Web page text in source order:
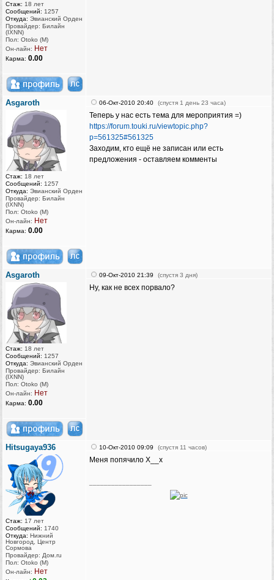
Стаж: 18 лет
Сообщений: 1257
Откуда: Эвианский Орден
Провайдер: Билайн
(IXNN)
Пол: Otoko (M)
Он-лайн: Нет
Карма: 0.00
Asgaroth
Стаж: 18 лет
Сообщений: 1257
Откуда: Эвианский Орден
Провайдер: Билайн
(IXNN)
Пол: Otoko (M)
Он-лайн: Нет
Карма: 0.00
06-Окт-2010 20:40 (спустя 1 день 23 часа)
Теперь у нас есть тема для мероприятия =)
https://forum.touki.ru/viewtopic.php?
p=561325#561325
Заходим, кто ещё не записан или есть
предложения - оставляем комменты
Asgaroth
Стаж: 18 лет
Сообщений: 1257
Откуда: Эвианский Орден
Провайдер: Билайн
(IXNN)
Пол: Otoko (M)
Он-лайн: Нет
Карма: 0.00
09-Окт-2010 21:39 (спустя 3 дня)
Ну, как не всех порвало?
Hitsugaya936
Стаж: 17 лет
Сообщений: 1740
Откуда: Нижний
Новгород, Центр
Сормова
Провайдер: Дом.ru
Пол: Otoko (M)
Он-лайн: Нет
10-Окт-2010 09:09 (спустя 11 часов)
Меня попячило Х__х